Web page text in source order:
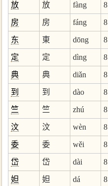
放 放 fàng 8
房 房 fáng 8
东 東 dōng 8
定 定 dìng 8
典 典 diǎn 8
到 到 dào 8
竺 竺 zhú 8
汶 汶 wèn 8
委 委 wěi 8
岱 岱 dài 8
妲 妲 dá 8